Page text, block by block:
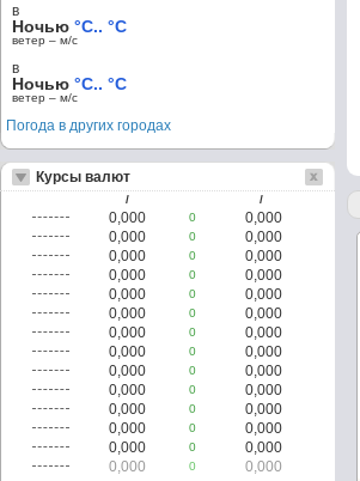
в
Ночью °C.. °C
ветер – м/c
в
Ночью °C.. °C
ветер – м/c
Погода в других городах
Курсы валют
/ /
0,000 0
0,000
0,000
0
0,000
0,000
0
0,000
0,000
0
0,000
0,000
0
0,000
0,000
0
0,000
0,000
0
0,000
0,000
0
0,000
0,000
0
0,000
0,000
0
0,000
0,000
0
0,000
0,000
0
0,000
0,000
0
0,000
0,000
0
0,000